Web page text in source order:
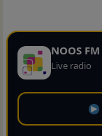
NOOS FM
Live radio